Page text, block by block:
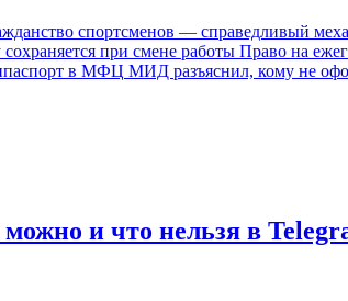
Право на
МИД разъяснил, кому не
и что нельзя в